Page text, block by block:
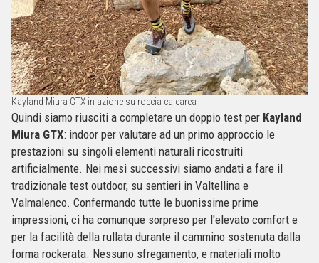
Kayland Miura GTX in azione su roccia calcarea
Quindi siamo riusciti a completare un doppio test per Kayland
Miura GTX: indoor per valutare ad un primo approccio le
prestazioni su singoli elementi naturali ricostruiti
artificialmente. Nei mesi successivi siamo andati a fare il
tradizionale test outdoor, su sentieri in Valtellina e
Valmalenco. Confermando tutte le buonissime prime
impressioni, ci ha comunque sorpreso per l'elevato comfort e
per la facilità della rullata durante il cammino sostenuta dalla
forma rockerata. Nessuno sfregamento, e materiali molto